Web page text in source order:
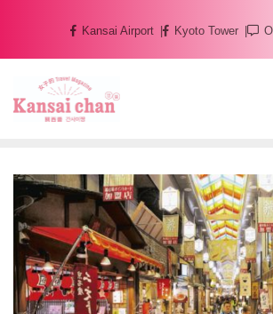
content
Kansai Airport Kyoto Tower